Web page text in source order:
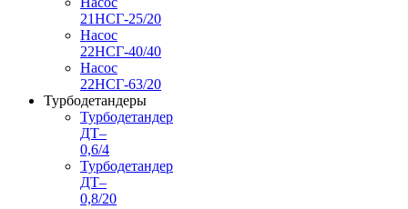
21НСГ-25/20
Насос
22НСГ-40/40
Насос
22НСГ-63/20
Турбодетандеры
Турбодетандер
ДТ–
0,6/4
Турбодетандер
ДТ–
0,8/20